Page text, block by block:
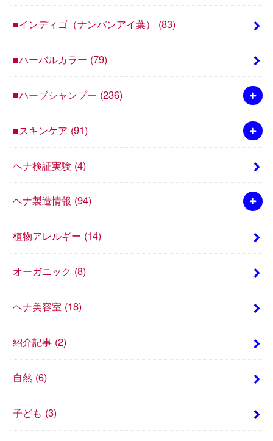
■インディゴ（ナンバンアイ葉） (83)
■ハーバルカラー (79)
■ハーブシャンプー (236)
■スキンケア (91)
ヘナ検証実験 (4)
ヘナ製造情報 (94)
植物アレルギー (14)
オーガニック (8)
ヘナ美容室 (18)
紹介記事 (2)
自然 (6)
子ども (3)